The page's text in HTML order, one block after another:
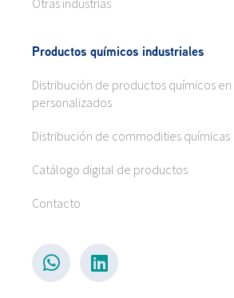
Productos químicos industriales
Distribución de productos químicos
personalizados
Distribución de commodities químicas
Catálogo digital de productos
Contacto